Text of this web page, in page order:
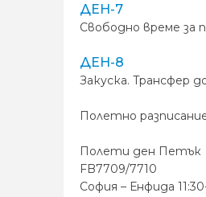
ДЕН-7
Свободно време за
ДЕН-8
Закуска. Tрансфер
Полетно
Полети ден Петък
FB7709/7710
София – Енфида